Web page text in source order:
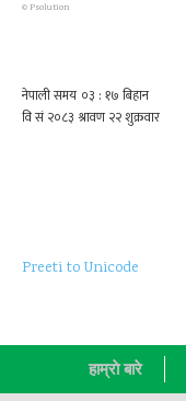
© Psolution
Preeti to Unicode
हाम्राे बारे